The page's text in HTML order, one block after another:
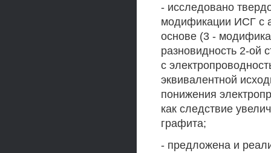
- исследовано
модификации ИСГ с
основе (3 -
разновидность 2-ой
с
эквивалентной
понижения
как следствие
графита;
- предложена и